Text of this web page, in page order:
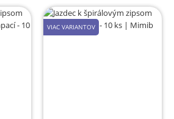
VIAC VARIANTOV